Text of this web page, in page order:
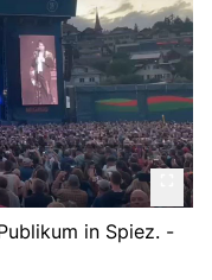
in Spiez. -